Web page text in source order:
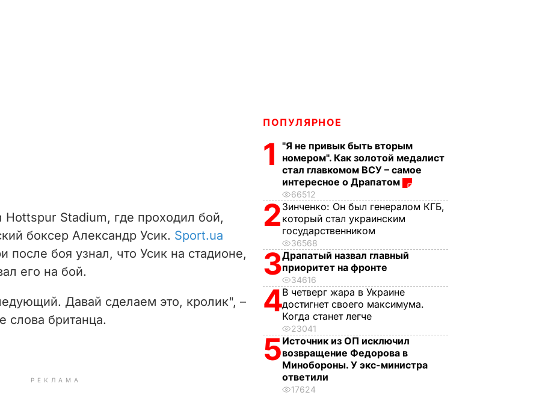
Hottspur Stadium, где проходил бой,
боксер Александр Усик. Sport.ua
после боя узнал, что Усик на стадионе,
его на бой.
Давай сделаем это, кролик", –
слова британца.
РЕКЛАМА
ПОПУЛЯРНОЕ
1
"Я не привык быть вторым
номером". Как золотой медалист
стал главкомом ВСУ – самое
интересное о Драпатом
66512
2 Зинченко: Он был генералом КГБ,
который стал украинским
государственником
36568
3Драпатый назвал главный
приоритет на фронте
34616
4В четверг жара в Украине
достигнет своего максимума.
Когда станет легче
23041
5Источник из ОП исключил
возвращение Федорова в
Минобороны. У экс-министра
ответили
17624